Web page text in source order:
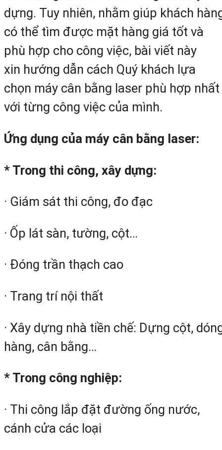
dựng. Tuy nhiên, nhằm giúp khách
có thể tìm được mặt hàng giá tốt và
phù hợp cho công việc, bài viết này
xin hướng dẫn cách Quý khách lựa
chọn máy cân bằng laser phù hợp nhất
với từng công việc của mình.
Ứng dụng của máy cân bằng laser:
* Trong thi công, xây dựng:
· Giám sát thi công, đo đạc
· Ốp lát sàn, tường, cột…
· Đóng trần thạch cao
· Trang trí nội thất
· Xây dựng nhà tiền chế: Dựng cột,
hàng, cân bằng…
* Trong công nghiệp:
· Thi công lắp đặt đường ống nước,
cánh cửa các loại